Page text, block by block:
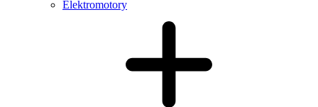
Elektromotory